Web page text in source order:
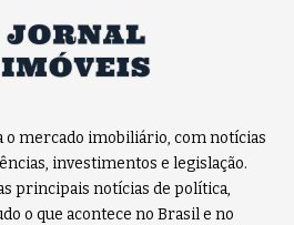
o mercado imobiliário, com notícias
investimentos e legislação.
principais notícias de política,
o que acontece no Brasil e no